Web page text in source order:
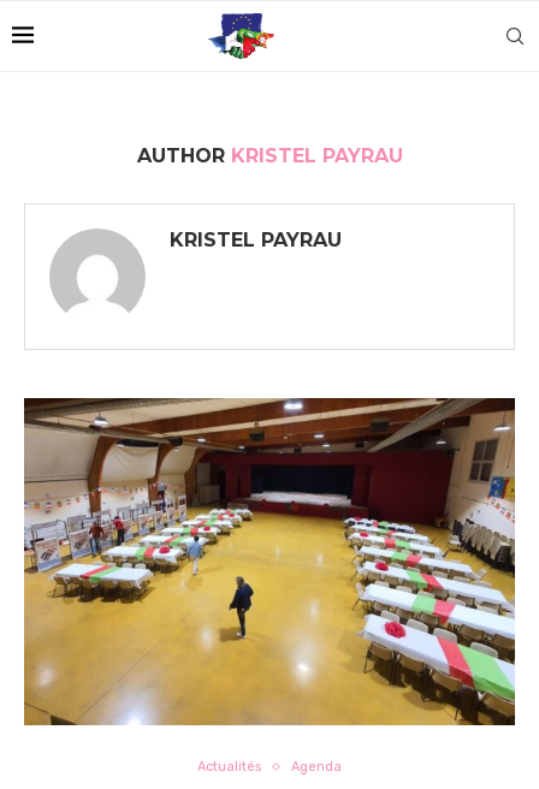
AUTHOR KRISTEL PAYRAU
KRISTEL PAYRAU
Actualités Agenda